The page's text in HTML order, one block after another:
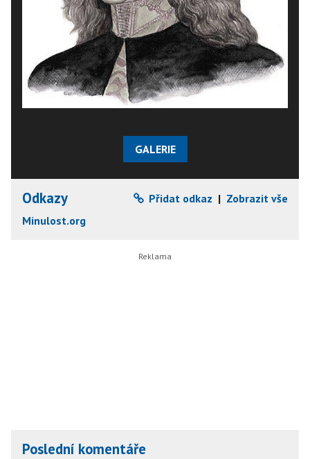
GALERIE
Odkazy Přidat odkaz | Zobrazit vše
Minulost.org
Poslední komentáře